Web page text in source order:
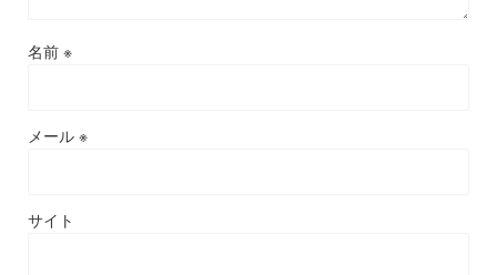
名前 ※
メール ※
サイト